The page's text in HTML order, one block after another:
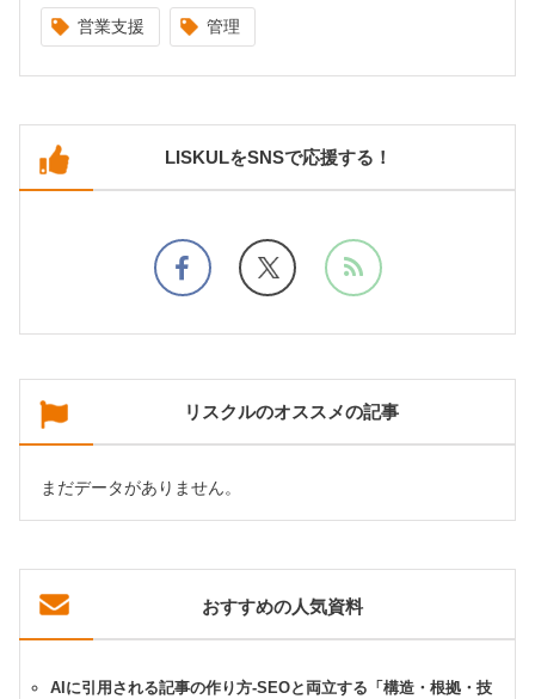
営業支援 管理
LISKULをSNSで応援する！
リスクルのオススメの記事
まだデータがありません。
おすすめの人気資料
AIに引用される記事の作り方-SEOと両立する「構造・根拠・技